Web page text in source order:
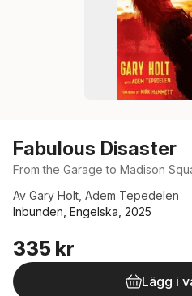
Fabulous Disaster
From the Garage to Madison
Av Gary Holt Adem Tepedelen
Inbunden, Engelska, 2025
335 kr
Lägg i